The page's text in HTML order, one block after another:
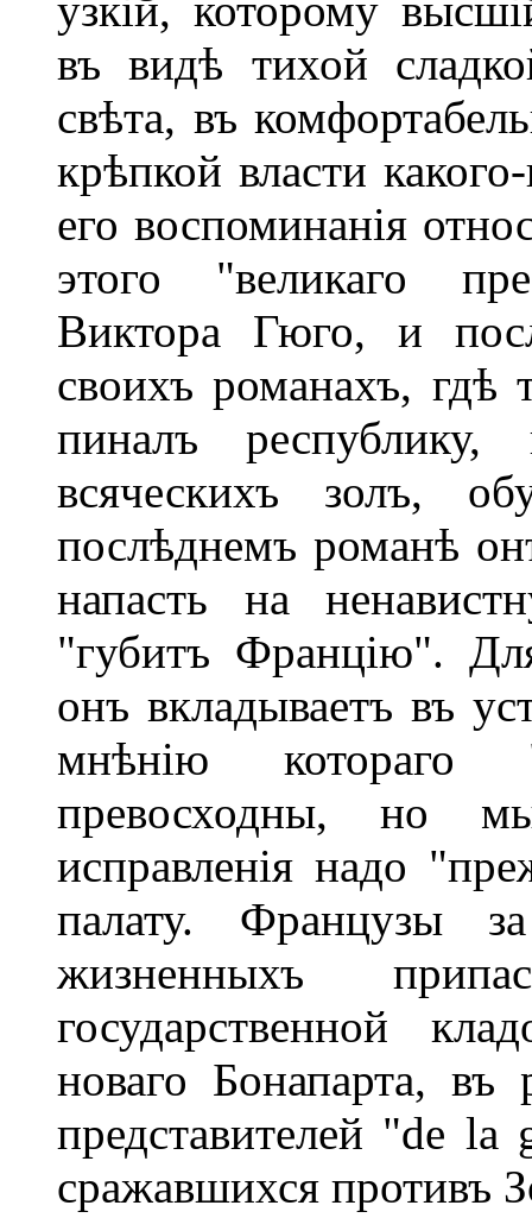
въ видѣ тихой
свѣта, въ
крѣпкой власти
его воспоминанія
этого "великаго
Виктора Гюго, и
своихъ романахъ, гдѣ
пиналъ
всяческихъ золъ,
послѣднемъ романѣ
напасть на
"губитъ Францію".
онъ вкладываетъ въ
мнѣнію котораго
превосходны, но
исправленія надо
палату. Французы
жизненныхъ
государственной
новаго Бонапарта,
представителей "de la
сражавшихся противъ